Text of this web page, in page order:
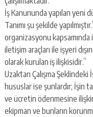
İş Kanununda yapılan yeni
Tanımı şu şekilde
organizasyonu
iletişim araçları ile işyeri
olarak kurulan iş ilişkisidir.”
Uzaktan Çalışma Şeklindeki
hususlar ise şunlardır; İşin
ve ücretin ödenmesine
ekipman ve bunların